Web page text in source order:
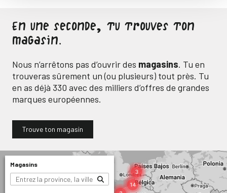
En une seconde, tu trouves ton
magasin.
Nous n’arrêtons pas d’ouvrir des magasins. Tu en
trouveras sûrement un (ou plusieurs) tout près. Tu
en as déjà 330 avec des milliers d’offres de grandes
marques européennes.
Trouve ton magasin
Magasins